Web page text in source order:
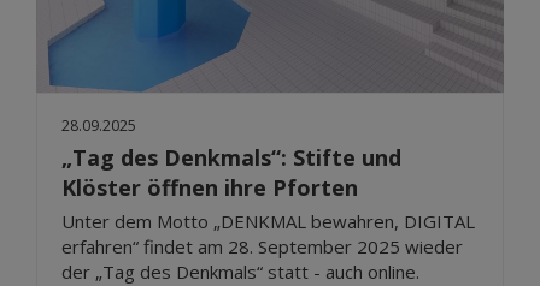
28.09.2025
„Tag des Denkmals“: Stifte und
Klöster öffnen ihre Pforten
Unter dem Motto „DENKMAL bewahren, DIGITAL
erfahren“ findet am 28. September 2025 wieder
der „Tag des Denkmals“ statt - auch online.